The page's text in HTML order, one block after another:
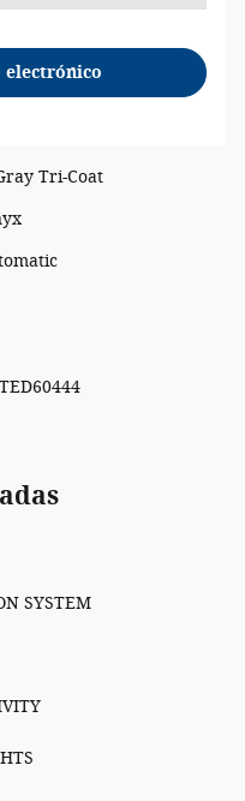
electrónico
Tri-Coat
SYSTEM